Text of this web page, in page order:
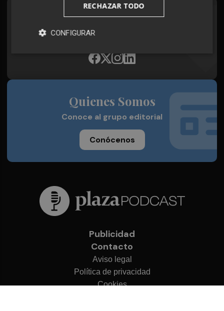
Síguenos en redes
Plaza Podcast, desde cualquier medio
Quienes Somos
Conoce al grupo editorial
Conócenos
Publicidad
Contacto
Aviso legal
Política de privacidad
Cookies
RECHAZAR TODO
CONFIGURAR